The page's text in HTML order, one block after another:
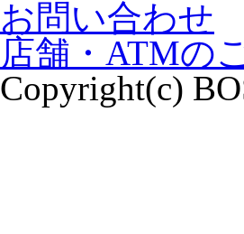
お問い合わせ
店舗・ATMの
Copyright(c)